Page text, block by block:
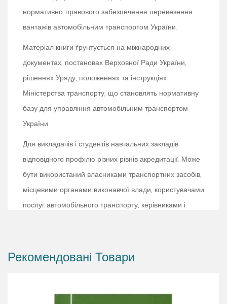
нормативно-правового забезпечення перевезення
вантажів автомобільним транспортом України.
Матеріал книги ґрунтується на міжнародних
документах, постановах Верховної Ради України,
рішеннях Уряду, положеннях та інструкціях
Міністерства транспорту, що становлять нормативну
базу для управління автомобільним транспортом
України.
Для викладачів і студентів навчальних закладів
відповідного профілю різних рівнів акредитації. Може
бути використаний власниками транспортних засобів,
місцевими органами виконавчої влади, користувачами
послуг автомобільного транспорту, керівниками і
Рекомендовані Товари